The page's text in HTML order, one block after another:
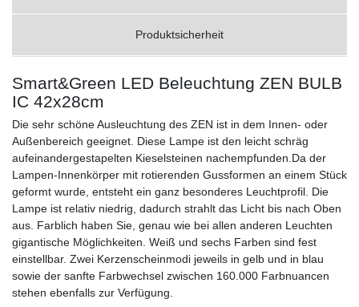
Produktsicherheit
Smart&Green LED Beleuchtung ZEN BULB
IC 42x28cm
Die sehr schöne Ausleuchtung des ZEN ist in dem Innen- oder
Außenbereich geeignet. Diese Lampe ist den leicht schräg
aufeinandergestapelten Kieselsteinen nachempfunden.Da der
Lampen-Innenkörper mit rotierenden Gussformen an einem Stück
geformt wurde, entsteht ein ganz besonderes Leuchtprofil. Die
Lampe ist relativ niedrig, dadurch strahlt das Licht bis nach Oben
aus. Farblich haben Sie, genau wie bei allen anderen Leuchten
gigantische Möglichkeiten. Weiß und sechs Farben sind fest
einstellbar. Zwei Kerzenscheinmodi jeweils in gelb und in blau
sowie der sanfte Farbwechsel zwischen 160.000 Farbnuancen
stehen ebenfalls zur Verfügung.